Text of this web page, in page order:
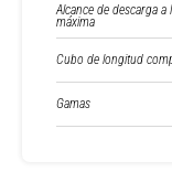
Alcance de descarga a
máxima
Cubo de longitud
Gamas